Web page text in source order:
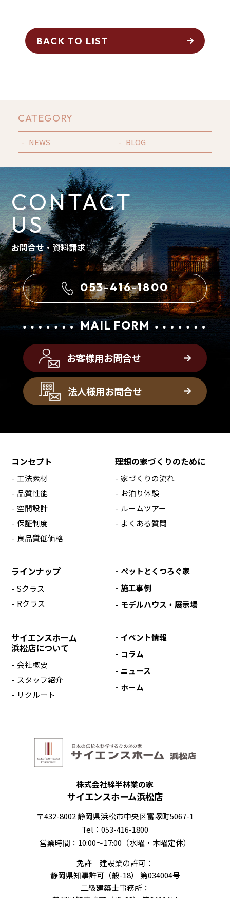
CATEGORY
NEWS BLOG
BACK TO LIST
CONTACT
US
お問合せ・資料請求
053-416-1800
MAIL FORM
お客様用お問合せ
法人様用お問合せ
コンセプト
工法素材
品質性能
空間設計
保証制度
良品質低価格
理想の家づくりのために
家づくりの流れ
お泊り体験
ルームツアー
よくある質問
ラインナップ
Sクラス
Rクラス
ペットとくつろぐ家
施工事例
モデルハウス・展示場
サイエンスホーム
浜松店について
会社概要
スタッフ紹介
リクルート
イベント情報
コラム
ニュース
ホーム
株式会社綿半林業の家
サイエンスホーム浜松店
〒432-8002 静岡県浜松市中央区富塚町5067-1
Tel：053-416-1800
営業時間：10:00～17:00（水曜・木曜定休）
免許 建設業の許可：
静岡県知事許可（般-18） 第034004号
二級建築士事務所：